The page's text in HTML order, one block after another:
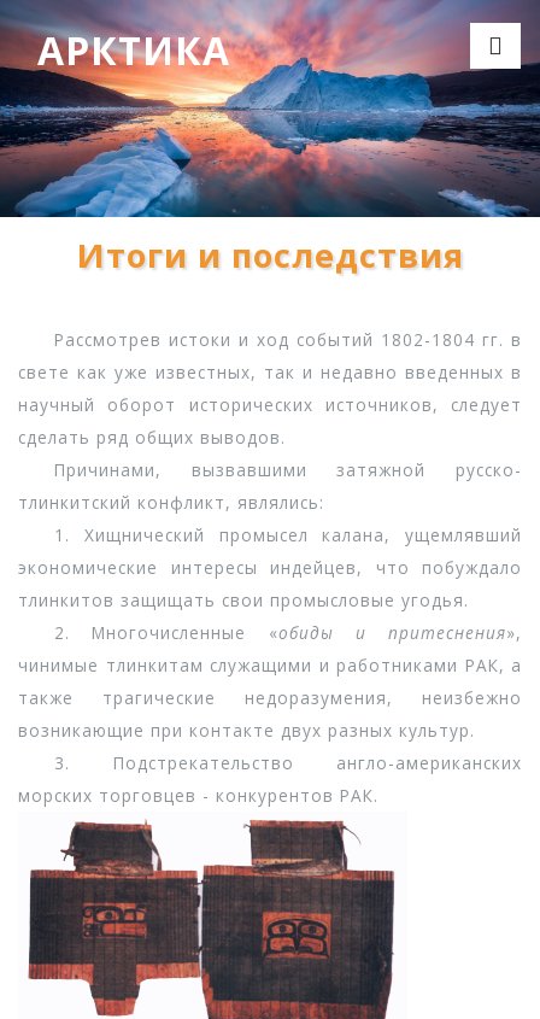
АРКТИКА
Итоги и последствия
Рассмотрев истоки и ход событий 1802-1804 гг. в
свете как уже известных, так и недавно введенных в
научный оборот исторических источников, следует
сделать ряд общих выводов.
Причинами, вызвавшими затяжной русско-
тлинкитский конфликт, являлись:
1. Хищнический промысел калана, ущемлявший
экономические интересы индейцев, что побуждало
тлинкитов защищать свои промысловые угодья.
2. Многочисленные «обиды и притеснения»,
чинимые тлинкитам служащими и работниками РАК, а
также трагические недоразумения, неизбежно
возникающие при контакте двух разных культур.
3. Подстрекательство англо-американских
морских торговцев - конкурентов РАК.